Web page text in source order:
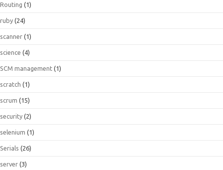
Routing (1)
ruby (24)
scanner (1)
science (4)
SCM management (1)
scratch (1)
scrum (15)
security (2)
selenium (1)
Serials (26)
server (3)